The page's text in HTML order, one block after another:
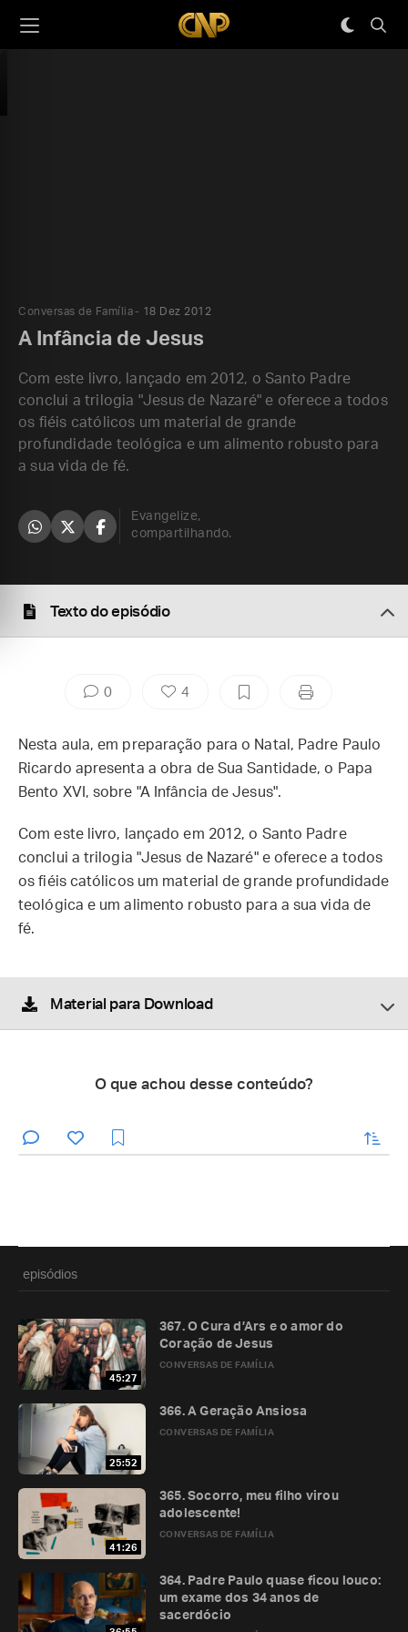
Conversas de Família 18 Dez 2012
A Infância de Jesus
Com este livro, lançado em 2012, o Santo Padre
conclui a trilogia "Jesus de Nazaré" e oferece a todos
os fiéis católicos um material de grande
profundidade teológica e um alimento robusto para
a sua vida de fé.
Evangelize,
compartilhando.
Texto do episódio
0 4
Nesta aula, em preparação para o Natal, Padre Paulo
Ricardo apresenta a obra de Sua Santidade, o Papa
Bento XVI, sobre "A Infância de Jesus".
Com este livro, lançado em 2012, o Santo Padre
conclui a trilogia "Jesus de Nazaré" e oferece a todos
os fiéis católicos um material de grande profundidade
teológica e um alimento robusto para a sua vida de
fé.
Material para Download
O que achou desse conteúdo?
enviar
episódios
45:27
CONVERSAS DE FAMÍLIA
367. O Cura d’Ars e o amor do
Coração de Jesus
25:52
CONVERSAS DE FAMÍLIA
366. A Geração Ansiosa
41:26
CONVERSAS DE FAMÍLIA
365. Socorro, meu filho virou
adolescente!
364. Padre Paulo quase ficou louco:
um exame dos 34 anos de
sacerdócio